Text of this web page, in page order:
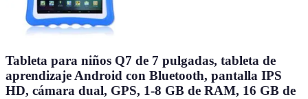
Tableta para niños Q7 de 7 pulgadas, tableta de
aprendizaje Android con Bluetooth, pantalla IPS
HD, cámara dual, GPS, 1-8 GB de RAM, 16 GB de